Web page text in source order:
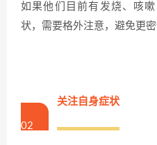
如果他们目前有发烧、咳
状，需要格外注意，避免更密
02
关注自身症状